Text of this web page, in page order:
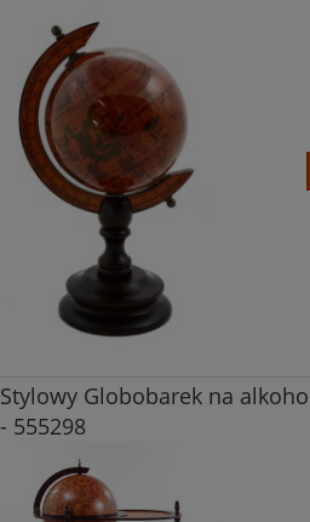
Stylowy Globobarek na
- 555298